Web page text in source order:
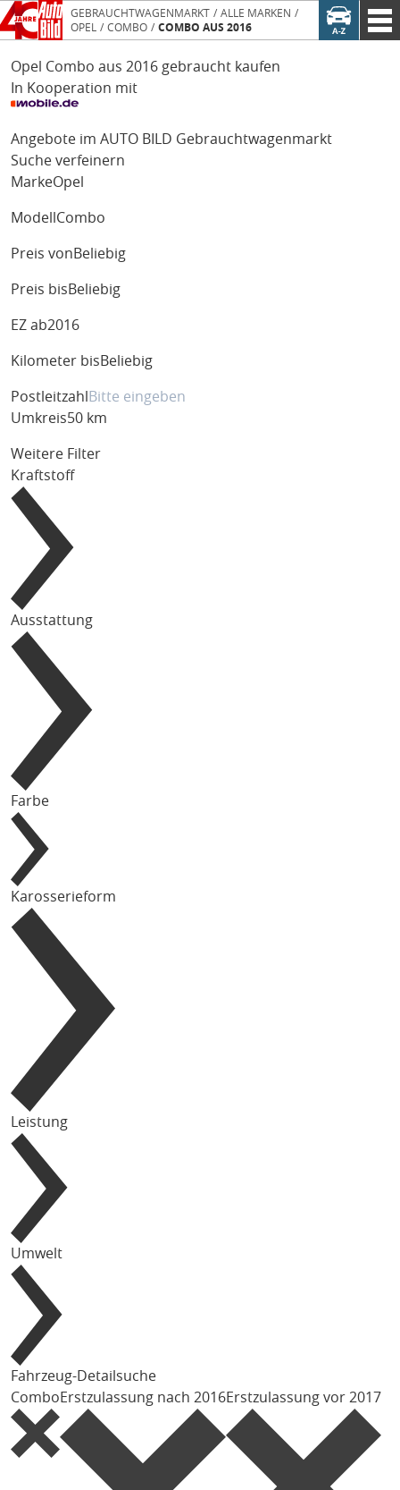
GEBRAUCHTWAGENMARKT
ALLE MARKEN
OPEL
COMBO COMBO AUS 2016
Opel Combo aus 2016 gebraucht kaufen
In Kooperation mit
Angebote im AUTO BILD Gebrauchtwagenmarkt
Suche verfeinern
MarkeOpel
Modell Combo
Preis von Beliebig
Preis bis Beliebig
EZ ab2016
Kilometer bis Beliebig
Postleitzahl
Umkreis50 km
Weitere Filter
Kraftstoff
Ausstattung
Farbe
Karosserieform
Leistung
Umwelt
Fahrzeug-Detailsuche
ComboErstzulassung nach 2016Erstzulassung vor 2017